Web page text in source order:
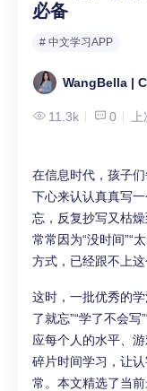
必备
# 中文学习APP
WangBella |
11.3k 0
在信息时代，孩子
下心来认认真真写
忘，反复抄写又枯
常常因为“没时间”“
方式，已经跟不上这
这时，一批优秀的
了就忘”“学了不会
应每个人的水平、
碎片时间学习，让认
常。本文精选了当